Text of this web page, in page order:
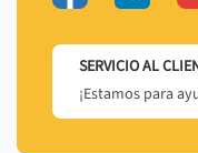
SERVICIO AL
¡Estamos para